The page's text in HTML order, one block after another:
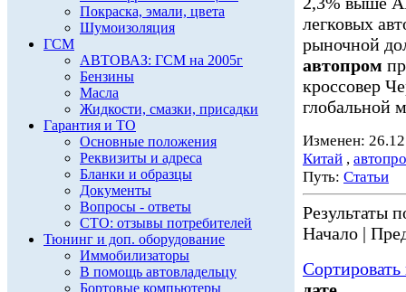
Покраска, эмали, цвета
Шумоизоляция
ГСМ
АВТОВАЗ: ГСМ на 2005г
Бензины
Масла
Жидкости, смазки, присадки
Гарантия и ТО
Основные положения
Реквизиты и адреса
Бланки и образцы
Документы
Вопросы - ответы
СТО: отзывы потребителей
Тюнинг и доп. оборудование
Иммобилизаторы
В помощь автовладельцу
Бортовые компьютеры
легковых
рыночной
автопром
кроссовер
глобальной
Изменен:
Китай ,
Путь: Статьи
Результаты
Начало |